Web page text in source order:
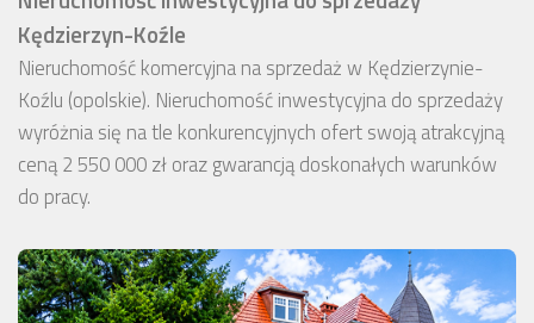
Kędzierzyn-Koźle
Nieruchomość komercyjna na sprzedaż w Kędzierzynie-
Koźlu (opolskie). Nieruchomość inwestycyjna do sprzedaży
wyróżnia się na tle konkurencyjnych ofert swoją atrakcyjną
ceną 2 550 000 zł oraz gwarancją doskonałych warunków
do pracy.